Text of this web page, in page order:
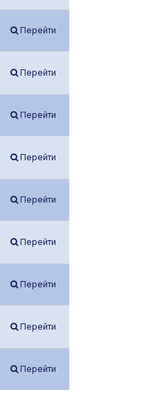
Перейти
Перейти
Перейти
Перейти
Перейти
Перейти
Перейти
Перейти
Перейти